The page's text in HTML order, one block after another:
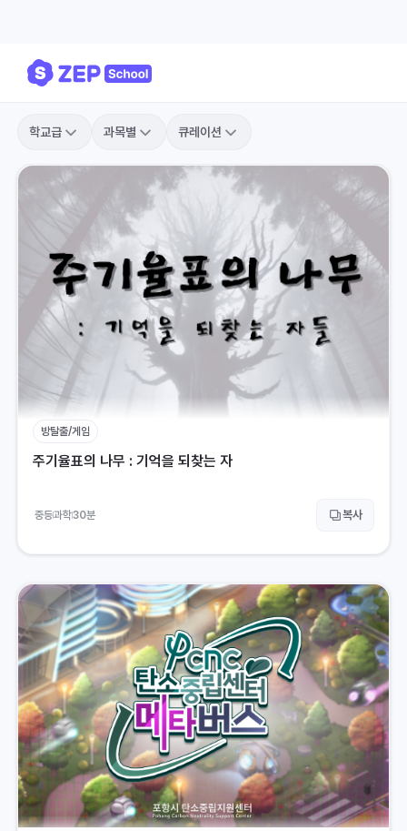
학교급 과목별 큐레이션
방탈출/게임
주기율표의 나무 : 기억을 되찾는 자
중등과학30분 복사